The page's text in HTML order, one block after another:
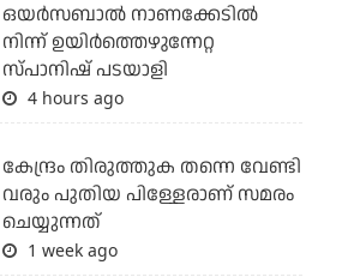
ഒയര്‍സബാൽ നാണക്കേടിൽ
നിന്ന് ഉയിർത്തെഴുന്നേറ്റ
സ്പാനിഷ് പടയാളി
4 hours ago
കേന്ദ്രം തിരുത്തുക തന്നെ വേണ്ടി
വരും പുതിയ പിള്ളേരാണ് സമരം
ചെയ്യുന്നത്
1 week ago